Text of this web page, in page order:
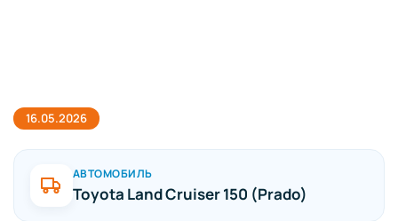
16.05.2026
АВТОМОБИЛЬ
Toyota Land Cruiser 150 (Prado)